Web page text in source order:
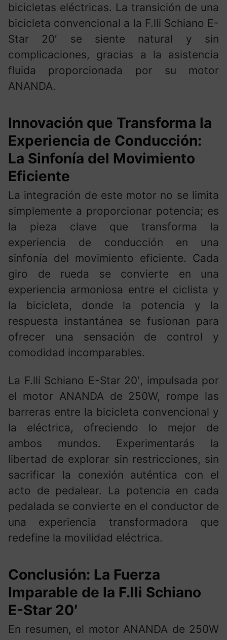
bicicletas eléctricas. La transición de una
bicicleta convencional a la F.lli Schiano E-
Star 20′ se siente natural y sin
complicaciones, gracias a la asistencia
fluida proporcionada por su motor
ANANDA.
Innovación que Transforma la
Experiencia de Conducción:
La Sinfonía del Movimiento
Eficiente
La integración de este motor no se limita
simplemente a proporcionar potencia; es
la pieza clave que transforma la
experiencia de conducción en una
sinfonía del movimiento eficiente. Cada
giro de rueda se convierte en una
experiencia armoniosa entre el ciclista y
la bicicleta, donde la potencia y la
respuesta instantánea se fusionan para
ofrecer una sensación de control y
comodidad incomparables.
La F.lli Schiano E-Star 20′, impulsada por
el motor ANANDA de 250W, rompe las
barreras entre la bicicleta convencional y
la eléctrica, ofreciendo lo mejor de
ambos mundos. Experimentarás la
libertad de explorar sin restricciones, sin
sacrificar la conexión auténtica con el
acto de pedalear. La potencia en cada
pedalada se convierte en el conductor de
una experiencia transformadora que
redefine la movilidad eléctrica.
Conclusión: La Fuerza
Imparable de la F.lli Schiano
E-Star 20′
En resumen, el motor ANANDA de 250W